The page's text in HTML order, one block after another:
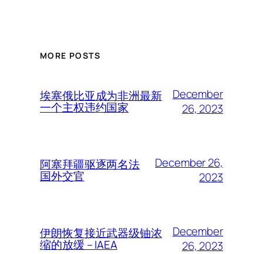
MORE POSTS
埃塞俄比亚成为非洲最新
一个主权违约国家
December
26, 2023
阿塞拜疆驱逐两名法
国外交官
December 26,
2023
伊朗恢复接近武器级铀浓
缩的放缓 – IAEA
December
26, 2023